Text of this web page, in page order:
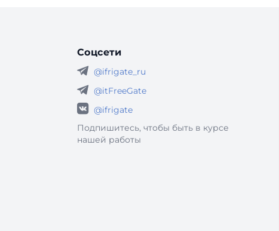
Соцсети
@ifrigate_ru
@itFreeGate
@ifrigate
Подпишитесь, чтобы быть в курсе
нашей работы